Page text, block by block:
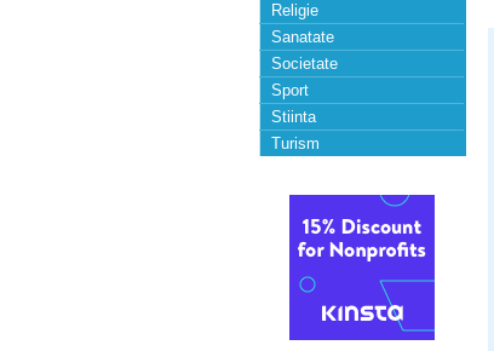
Religie
Sanatate
Societate
Sport
Stiinta
Turism